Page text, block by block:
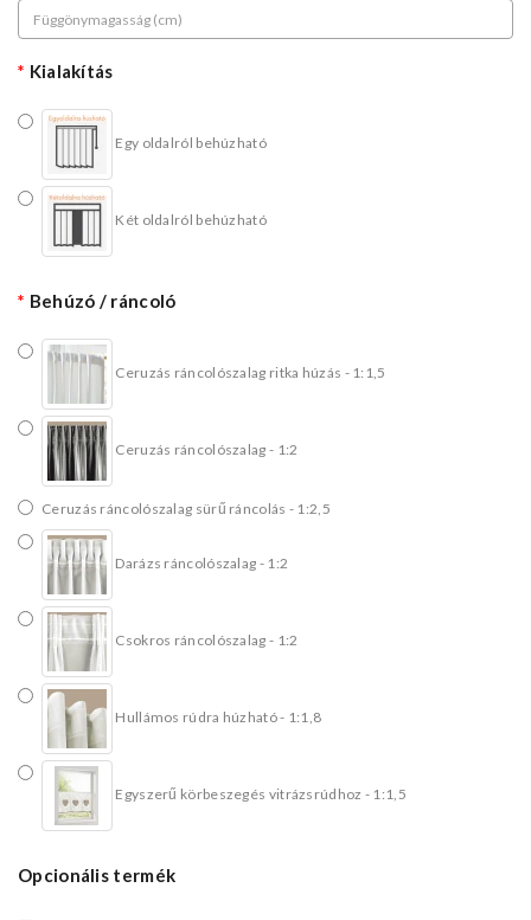
Kialakítás
Egy oldalról behúzható
Két oldalról behúzható
Behúzó / ráncoló
Ceruzás ráncolószalag ritka húzás - 1:1,5
Ceruzás ráncolószalag - 1:2
Ceruzás ráncolószalag sürű ráncolás - 1:2,5
Darázs ráncolószalag - 1:2
Csokros ráncolószalag - 1:2
Hullámos rúdra húzható - 1:1,8
Egyszerű körbeszegés vitrázsrúdhoz - 1:1,5
Opcionális termék